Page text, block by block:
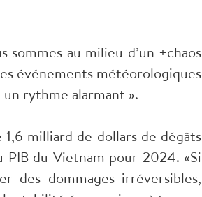
au milieu d’un +chaos
événements météorologiques
rythme alarmant ».
milliard de dollars de dégâts
du Vietnam pour 2024. «Si
des dommages irréversibles,